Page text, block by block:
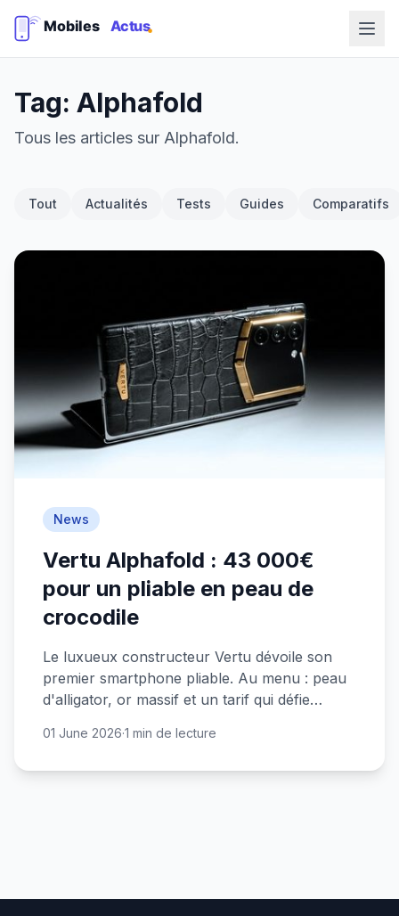
Tag: Alphafold
Tous les articles sur Alphafold.
Tout Actualités Tests Guides Comparatifs
News
Vertu Alphafold : 43 000€
pour un pliable en peau de
crocodile
Le luxueux constructeur Vertu dévoile son
premier smartphone pliable. Au menu : peau
d'alligator, or massif et un tarif qui défie
01 June 2026·1 min de lecture